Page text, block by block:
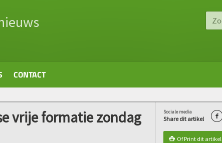
CONTACT
Sociale media
Share dit artikel 
 Of Print dit artikel
vrije formatie zondag